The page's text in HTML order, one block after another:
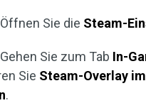
Sie die Steam-
Sie zum Tab In-
Sie Steam-Overlay
.